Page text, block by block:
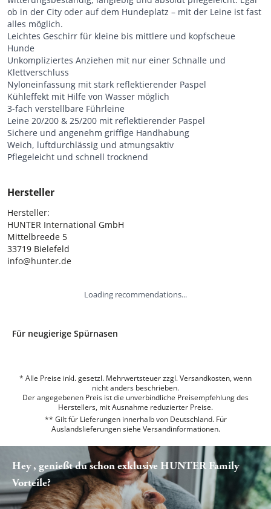
ob in der City oder auf dem Hundeplatz – mit der Leine ist fast
alles möglich.
Leichtes Geschirr für kleine bis mittlere und kopfscheue
Hunde
Unkompliziertes Anziehen mit nur einer Schnalle und
Klettverschluss
Nyloneinfassung mit stark reflektierender Paspel
Kühleffekt mit Hilfe von Wasser möglich
3-fach verstellbare Führleine
Leine 20/200 & 25/200 mit reflektierender Paspel
Sichere und angenehm griffige Handhabung
Weich, luftdurchlässig und atmungsaktiv
Pflegeleicht und schnell trocknend
Hersteller
Hersteller:
HUNTER International GmbH
Mittelbreede 5
33719 Bielefeld
info@hunter.de
Loading recommendations...
Für neugierige Spürnasen
* Alle Preise inkl. gesetzl. Mehrwertsteuer zzgl. Versandkosten, wenn
nicht anders beschrieben.
Der angegebenen Preis ist die unverbindliche Preisempfehlung des
Herstellers, mit Ausnahme reduzierter Preise.
** Gilt für Lieferungen innerhalb von Deutschland. Für
Auslandslieferungen siehe Versandinformationen.
Hey , genießt du schon exklusive HUNTER Family
Vorteile?